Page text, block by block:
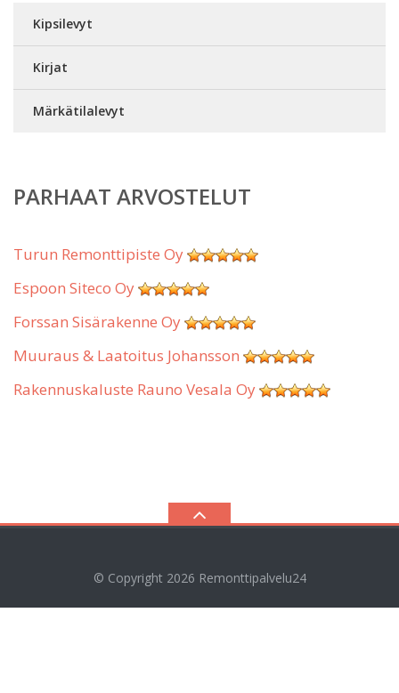
Kipsilevyt
Kirjat
Märkätilalevyt
PARHAAT ARVOSTELUT
Turun Remonttipiste Oy
Espoon Siteco Oy
Forssan Sisärakenne Oy
Muuraus & Laatoitus Johansson
Rakennuskaluste Rauno Vesala Oy
© Copyright 2026 Remonttipalvelu24